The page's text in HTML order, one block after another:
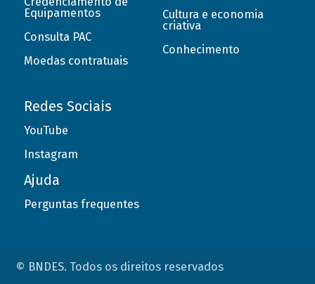
Equipamentos
Consulta PAC
Moedas contratuais
Cultura e economia
criativa
Conhecimento
Redes Sociais
YouTube
Instagram
Ajuda
Perguntas frequentes
© BNDES. Todos os direitos reservados